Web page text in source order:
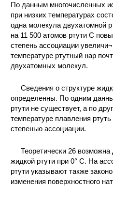
По данным многочисленных
при низких температурах
одна молекула двухатомной
на 11 500 атомов ртути С
степень ассоциации
температуре ртутный нар
двухатомных молекул.
Сведения о структуре
определенны. По одним
ртути не существует, а по
температуре плавления
степенью ассоциации.
Теоретически 26
жидкой ртути при 0° С. На
ртути указывают также
изменения поверхностного